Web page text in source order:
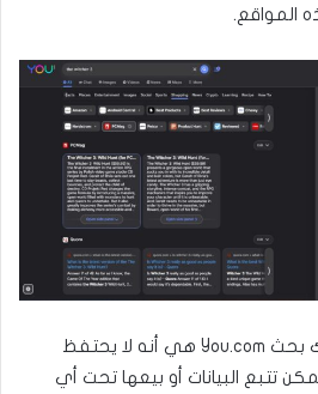
المواقع.
ربما تكون أهم ميزة لمحرك بحث You.com هي أنه لا يحتفظ
تتبع البيانات أو بيعها تحت أي